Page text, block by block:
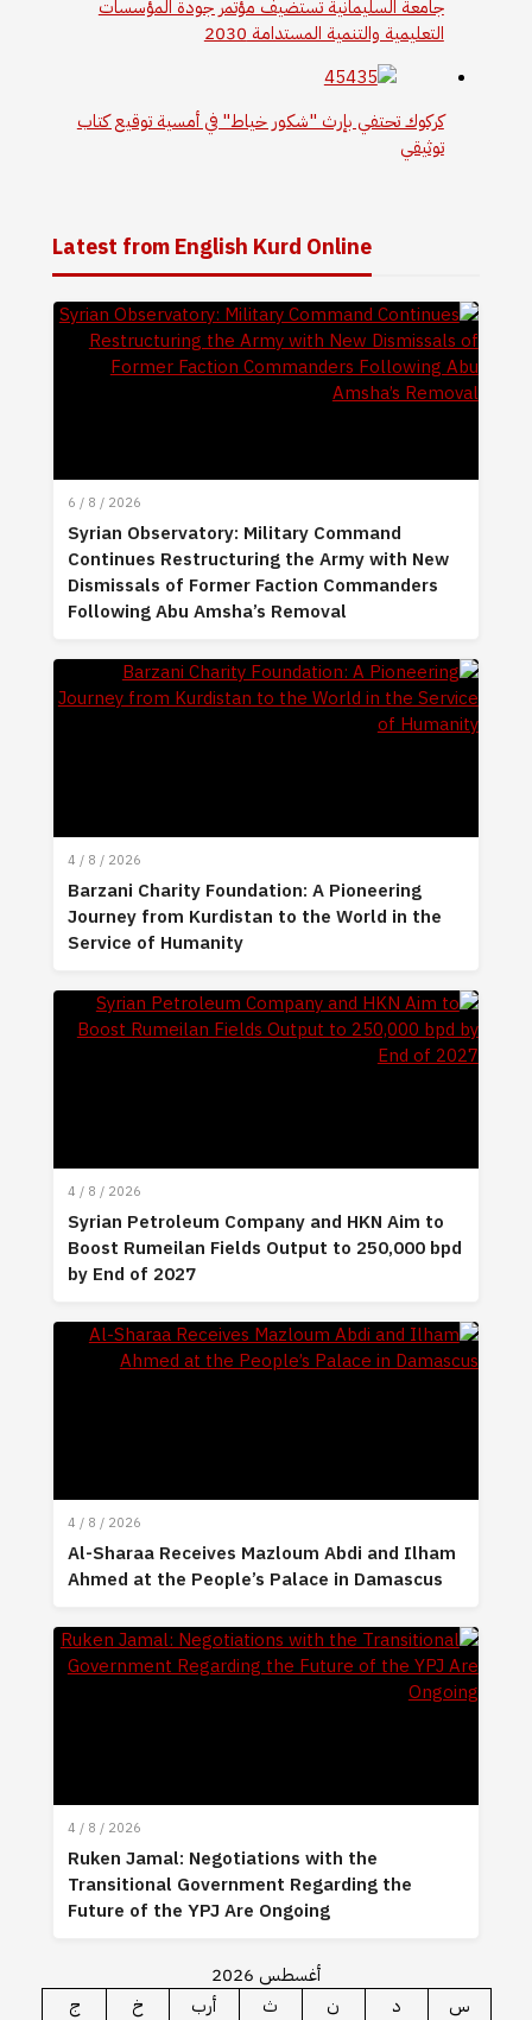
جامعة السليمانية تستضيف مؤتمر جودة المؤسسات
التعليمية والتنمية المستدامة 2030
كركوك تحتفي بإرث "شكور خياط" في أمسية توقيع كتاب
توثيقي
Latest from English Kurd Online
6 / 8 / 2026
Syrian Observatory: Military Command
Continues Restructuring the Army with New
Dismissals of Former Faction Commanders
Following Abu Amsha’s Removal
4 / 8 / 2026
Barzani Charity Foundation: A Pioneering
Journey from Kurdistan to the World in the
Service of Humanity
4 / 8 / 2026
Syrian Petroleum Company and HKN Aim to
Boost Rumeilan Fields Output to 250,000 bpd
by End of 2027
4 / 8 / 2026
Al-Sharaa Receives Mazloum Abdi and Ilham
Ahmed at the People’s Palace in Damascus
4 / 8 / 2026
Ruken Jamal: Negotiations with the
Transitional Government Regarding the
Future of the YPJ Are Ongoing
أغسطس 2026
س
د ن ث أرب خ
ج